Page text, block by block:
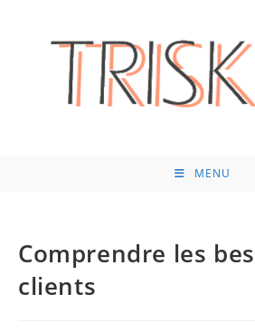
MENU
Comprendre les
clients